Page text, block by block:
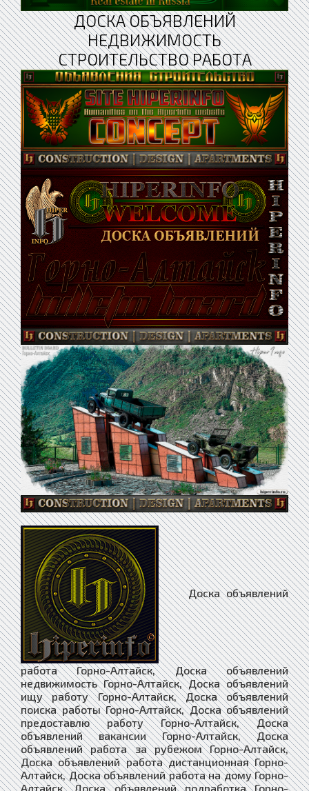
ДОСКА ОБЪЯВЛЕНИЙ
НЕДВИЖИМОСТЬ
СТРОИТЕЛЬСТВО РАБОТА
Доска объявлений работа Горно-Алтайск, Доска объявлений недвижимость Горно-Алтайск, Доска объявлений ищу работу Горно-Алтайск, Доска объявлений поиска работы Горно-Алтайск, Доска объявлений предоставлю работу Горно-Алтайск, Доска объявлений вакансии Горно-Алтайск, Доска объявлений работа за рубежом Горно-Алтайск, Доска объявлений работа дистанционная Горно-Алтайск, Доска объявлений работа на дому Горно-Алтайск, Доска объявлений подработка Горно-Алтайск, Доска объявлений работа для инвалида Горно-Алтайск, Доска объявлений агентства недвижимости Горно-Алтайск, Доска объявлений Покупка Недвижимости Горно-Алтайск, Доска объявлений Продажа Недвижимости Горно-Алтайск, Доска объявлений Купить Недвижимость Горно-Алтайск, Доска объявлений Продать Недвижимость Горно-Алтайск, Доска объявлений Аренда Недвижимости Горно-Алтайск, Доска объявлений Снять Недвижимость Горно-Алтайск, Доска объявлений Сдать Недвижимость Горно-Алтайск, Доска объявлений Покупка Квартира Горно-Алтайск, Доска объявлений Продажа Квартира Горно-Алтайск, Доска объявлений Купить Квартиру Горно-Алтайск, Доска объявлений Продать Квартиру Горно-Алтайск, Доска объявлений Аренда Квартир Горно-Алтайск, Доска объявлений Снять Квартиру Горно-Алтайск, Доска объявлений Сдать Квартиру Горно-Алтайск, Доска объявлений Покупка Дома Горно-Алтайск, Доска объявлений Продажа Дома Горно-Алтайск, Доска объявлений Купить Дом Горно-Алтайск, Доска объявлений Продать Дом Горно-Алтайск, Доска объявлений Аренда Дома Горно-Алтайск, Доска объявлений Снять Дом Горно-Алтайск, Доска объявлений Сдать Дом Горно-Алтайск, Доска объявлений Покупка Комнат Горно-Алтайск, Доска объявлений Продажа Комнат Горно-Алтайск, Доска объявлений Купить Комнату Горно-Алтайск, Доска объявлений Продать Комнату Горно-Алтайск, Доска объявлений Аренда Комнаты Горно-Алтайск, Доска объявлений Снять Комнату Горно-Алтайск, Доска объявлений Сдать Комнату Горно-Алтайск, Доска объявлений загородная недвижимость Горно-Алтайск, Доска объявлений коммерческая недвижимость Горно-Алтайск, Доска объявлений недвижимость за рубежом Горно-Алтайск, Доска объявлений риэлторы Горно-Алтайск, Доска объявлений строительство Горно-Алтайск, Доска объявлений строительство материалы Горно-Алтайск, Доска объявлений строительство оборудование Горно-Алтайск, Доска объявлений столярные изделия Горно-Алтайск, Доска объявлений мебель Горно-Алтайск, Доска объявлений продажа изделий из древесины Горно-Алтайск, Доска объявлений продажа шпона и пиломатериалов Горно-Алтайск, Доска объявлений строительство домов Горно-Алтайск, Доска объявлений стекло изделия Горно-Алтайск, Доска объявлений сантехника купить Горно-Алтайск, Доска объявлений ландшафтный дизайн Горно-Алтайск, Доска объявлений архитектура и дизайн Горно-Алтайск, Доска объявлений предприятия организации Горно-Алтайск, Доска объявлений компании фирмы Горно-Алтайск, Доска объявлений бригады строителей Горно-Алтайск, Доска объявлений демонтаж разборка Горно-Алтайск, Доска объявлений монтаж сборка Горно-Алтайск, Доска объявлений установка соединение Горно-Алтайск, Доска объявлений вывоз мусора Горно-Алтайск, Доска объявлений клининг уборка Горно-Алтайск, Доска объявлений перепланировка помещений Горно-Алтайск, Доска объявлений перепланировка зданий Горно-Алтайск, Доска объявлений перепланировка сооружений Горно-Алтайск, Доска объявлений перепланировка квартиры Горно-Алтайск, Доска объявлений перепланировка дома Горно-Алтайск, Доска объявлений перепланировка участка Горно-Алтайск, Доска объявлений проектные работы Горно-Алтайск, Доска объявлений электромонтаж Горно-Алтайск, Доска объявлений ремонт и отделка Горно-Алтайск, Доска объявлений ремонт и обслуживание Горно-Алтайск, Доска объявлений отделка и дизайн квартир Горно-Алтайск, Доска объявлений дизайн интерьера Горно-Алтайск, Доска объявлений купить сруб дома Горно-Алтайск, Доска объявлений строительство коттеджей Горно-Алтайск, Доска объявлений дом в кредит Горно-Алтайск, Доска объявлений квартира в кредит Горно-Алтайск, Доска объявлений оцилиндрованное бревно Горно-Алтайск, Доска объявлений дом из бревна Горно-Алтайск, Доска объявлений клееный брус Горно-Алтайск, Доска объявлений дом из бруса Горно-Алтайск, Доска объявлений дом из кирпича Горно-Алтайск, Доска объявлений каркасные дома Горно-Алтайск, Доска объявлений бетон и железобетон Горно-Алтайск, Доска объявлений бетон купить Горно-Алтайск, Доска объявлений гипсокартон Горно-Алтайск, Доска объявлений штукатурные работы Горно-Алтайск, Доска объявлений малярные работы Горно-Алтайск, Доска объявлений облицовка Горно-Алтайск, Доска объявлений колодцы скважины Горно-Алтайск, Доска объявлений балкон лоджия Горно-Алтайск, Доска объявлений камины печи барбекю Горно-Алтайск, Доска объявлений ванная туалет под ключ Горно-Алтайск, Доска объявлений кухня отделка ремонт Горно-Алтайск, Доска объявлений окна двери купить Горно-Алтайск, Доска объявлений потолки заказать Горно-Алтайск, Доска объявлений полы ремонт Горно-Алтайск, Доска объявлений стены отделка Горно-Алтайск, Доска объявлений грузчики Горно-Алтайск, Доска объявлений подсобники разнорабочие Горно-Алтайск, Доска объявлений независимый эксперт Горно-Алтайск, Доска объявлений товары Горно-Алтайск, Доска объявлений товары из китая Горно-Алтайск, Доска объявлений товары с доставкой Горно-Алтайск, Доска объявлений услуги Горно-Алтайск, Доска объявлений поиск услуг и специалистов Горно-Алтайск, Доска объявлений оказание услуг Горно-Алтайск, Доска объявлений предложения услуг и сервисов Горно-Алтайск, Доска объявлений услуги купить и доставить Горно-Алтайск, Доска объявлений услуги и предложения Горно-Алтайск, Доска объявлений магазин Горно-Алтайск, Доска объявлений интернет-магазин Горно-Алтайск, Доска объявлений магазин оборудование Горно-Алтайск, Доска объявлений средства связи Горно-Алтайск, Доска объявлений табачные изделия Горно-Алтайск, Доска объявлений одежда и обувь Горно-Алтайск, Доска объявлений текстиль Горно-Алтайск, Доска объявлений галантерея Горно-Алтайск, Доска объявлений текстильная галантерея Горно-Алтайск, Доска объявлений зоотовары Горно-Алтайск, Доска объявлений интернет-зоомагазин Горно-Алтайск, Доска объявлений животные Горно-Алтайск, Доска объявлений растения Горно-Алтайск, Доска объявлений цветы Горно-Алтайск, Доска объявлений семена и саженцы Горно-Алтайск, Доска объявлений канцтовары Горно-Алтайск, Доска объявлений книги и печать Горно-Алтайск, Доска объявлений косметика парфюмерия Горно-Алтайск, Доска объявлений подарки сувениры Горно-Алтайск, Доска объявлений ювелирные изделия часы Горно-Алтайск, Доска объявлений бытовая техника Горно-Алтайск, Доска объявлений электроника Горно-Алтайск, Доска объявлений хозяйственные товары Горно-Алтайск, Доска объявлений товары для детей Горно-Алтайск, Доска объявлений товары услуги для спорта Горно-Алтайск, Доска объявлений для презентаций Горно-Алтайск, Доска объявлений товары для сферы услуг Горно-Алтайск, Доска объявлений сырье и материалы Горно-Алтайск, Доска объявлений топливо гсм масла Горно-Алтайск, Доска объявлений нефть и нефтепродукты Горно-Алтайск, Доска объявлений дрова опилки Горно-Алтайск, Доска объявлений тара и упаковка Горно-Алтайск, Доска объявлений упаковочные материалы Горно-Алтайск, Доска объявлений специализированные товары Горно-Алтайск, Доска объявлений связь и телекоммуникации Горно-Алтайск, Доска объявлений складские услуги Горно-Алтайск, Доска объявлений логистика и склад Горно-Алтайск, Доска объявлений торговля оптовая розничная Горно-Алтайск, Доска объявлений торговля и обмен Горно-Алтайск, Доска объявлений службы доставки Горно-Алтайск, Доска объявлений общественное питание Горно-Алтайск, Доска объявлений бары рестораны кафе Горно-Алтайск, Доска объявлений бытовые услуги Горно-Алтайск, Доска объявлений видео аудио Горно-Алтайск, Доска объявлений мусор и утильсырье Горно-Алтайск, Доска объявлений деловые связи бизнес Горно-Алтайск, Доска объявлений интернет и телевидение Горно-Алтайск, Доска объявлений интернет и сми Горно-Алтайск, Доска объявлений информационная безопасность Горно-Алтайск, Доска объявлений информационные технологии Горно-Алтайск, Доска объявлений услуги разного профиля Горно-Алтайск, Доска объявлений комплексные услуги Горно-Алтайск, Доска объявлений медицинские услуги Горно-Алтайск, Доска объявлений развлекательные услуги Горно-Алтайск, Доска объявлений ремонтные работы услуги Горно-Алтайск, Доска объявлений ритуальные услуги Горно-Алтайск, Доска объявлений питьевая вода продажа Горно-Алтайск, Доска объявлений туристические компании услуги Горно-Алтайск, Доска объявлений образование и наука Горно-Алтайск, Доска объявлений магия Горно-Алтайск, Доска объявлений обслуживание торжеств Горно-Алтайск, Доска объявлений эмиграционные услуги Горно-Алтайск, Доска объявлений бухгалтерский аудит Горно-Алтайск, Доска объявлений безопасность охрана Горно-Алтайск, Доска объявлений веб-дизайн / web design Горно-Алтайск, Доска объявлений гостиничные услуги Горно-Алтайск, Доска объявлений услуги переводчика Горно-Алтайск, Доска объявлений сертификация продукции Горно-Алтайск, Доска объявлений юридические услуги Горно-Алтайск, Доска объявлений услуги юриста Горно-Алтайск, Доска объявлений услуги адвоката Горно-Алтайск, Доска объявлений транспорт Горно-Алтайск, Доска объявлений авто Горно-Алтайск, Доска объявлений спецтехника и грузовики Горно-Алтайск, Доска объявлений ремонт транспорта Горно-Алтайск, Доска объявлений шины диски Горно-Алтайск, Доска объявлений автотюнинг аксессуары Горно-Алтайск, Доска объявлений аэрография Горно-Алтайск, Доска объявлений легковые автомобили Горно-Алтайск, Доска объявлений Продажа бу автомобилей Горно-Алтайск, Доска объявлений автомобиль с пробегом Горно-Алтайск, Доска объявлений дорожно-строительная техника Горно-Алтайск, Доска объявлений автобусы микроавтобусы Горно-Алтайск, Доска объявлений автомасла и автохимия Горно-Алтайск, Доска объявлений автозапчасти и оборудование Горно-Алтайск, Доска объявлений попутный груз по россии Горно-Алтайск, Доска объявлений продать купить авто Горно-Алтайск, Доска объявлений